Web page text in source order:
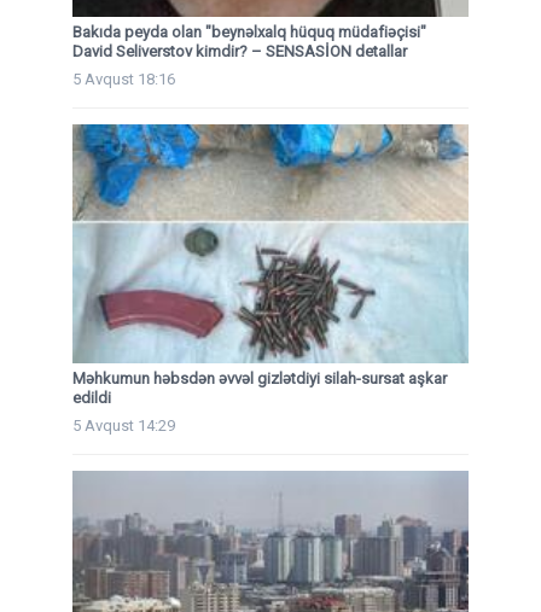
Bakıda peyda olan "beynəlxalq hüquq müdafiəçisi"
David Seliverstov kimdir? – SENSASİON detallar
5 Avqust 18:16
Məhkumun həbsdən əvvəl gizlətdiyi silah-sursat aşkar
edildi
5 Avqust 14:29